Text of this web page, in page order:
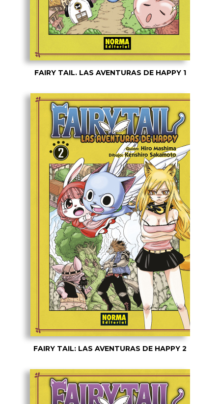
FAIRY TAIL. LAS AVENTURAS DE HAPPY 1
FAIRY TAIL: LAS AVENTURAS DE HAPPY 2